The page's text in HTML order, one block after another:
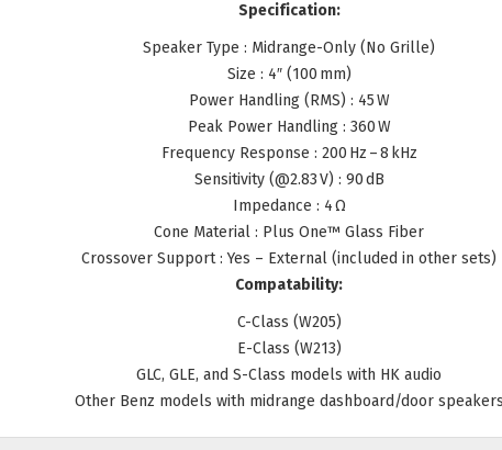
Specification:
Speaker Type : Midrange-Only (No Grille)
Size : 4″ (100 mm)
Power Handling (RMS) : 45 W
Peak Power Handling : 360 W
Frequency Response : 200 Hz – 8 kHz
Sensitivity (@2.83 V) : 90 dB
Impedance : 4 Ω
Cone Material : Plus One™ Glass Fiber
Crossover Support : Yes – External (included in other sets)
Compatability:
C-Class (W205)
E-Class (W213)
GLC, GLE, and S-Class models with HK audio
Other Benz models with midrange dashboard/door speakers